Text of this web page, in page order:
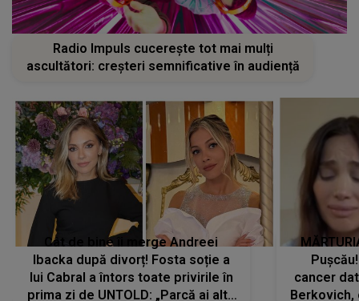
Radio Impuls cucerește tot mai mulți
ascultători: creșteri semnificative în audiență
Cât de bine îi merge Andreei
Ibacka după divorț! Fosta soție a
lui Cabral a întors toate privirile în
prima zi de UNTOLD: „Parcă ai altă
cancer
Berkovich,